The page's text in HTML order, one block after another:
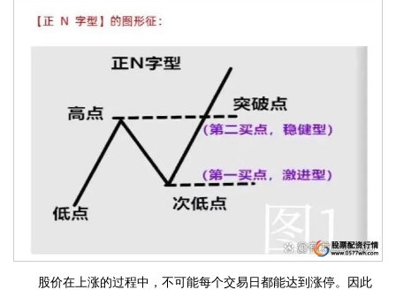
股价在上涨的过程中，不可能每个交易日都能达到涨停。因此